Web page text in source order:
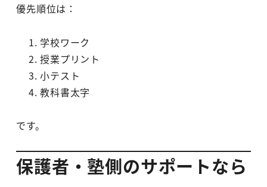
優先順位は：
学校ワーク
授業プリント
小テスト
教科書太字
です。
保護者・塾側のサポートなら